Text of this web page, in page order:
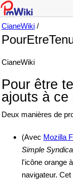
CianeWiki /
CianeWiki
Pour être
ajouts à ce
Deux manières de
(Avec Mozilla
Simple
l'icône orange
navigateur.